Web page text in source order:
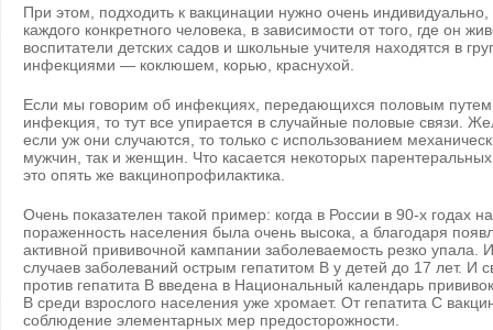
При этом, подходить к вакцинации нужно очень
каждого конкретного человека, в зависимости от того, где он
воспитатели детских садов и школьные учителя находятся в
инфекциями — коклюшем, корью, краснухой.
Если мы говорим об инфекциях, передающихся половым
инфекция, то тут все упирается в случайные половые связи.
если уж они случаются, то только с использованием
мужчин, так и женщин. Что касается некоторых
это опять же вакцинопрофилактика.
Очень показателен такой пример: когда в России в 90-х годах
пораженность населения была очень высока, а благодаря
активной прививочной кампании заболеваемость резко
случаев заболеваний острым гепатитом В у детей до 17 лет. И
против гепатита В введена в Национальный календарь
В среди взрослого населения уже хромает. От гепатита C
соблюдение элементарных мер предосторожности.